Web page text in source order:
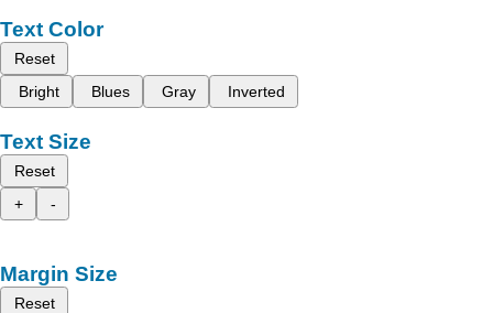
Text Color
Reset
Bright
Blues Gray Inverted
Text Size
Reset
+
-
Margin Size
Reset